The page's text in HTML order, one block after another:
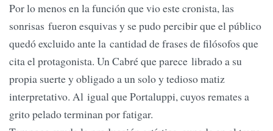
Por lo menos en la función que vio este cronista, las
sonrisas fueron esquivas y se pudo percibir que el público
quedó excluido ante la cantidad de frases de filósofos que
cita el protagonista. Un Cabré que parece librado a su
propia suerte y obligado a un solo y tedioso matiz
interpretativo. Al igual que Portaluppi, cuyos remates a
grito pelado terminan por fatigar.